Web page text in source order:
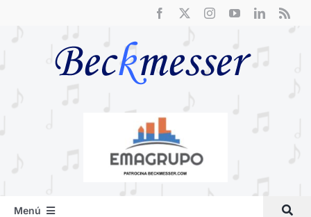
Menú